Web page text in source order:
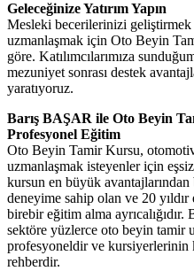
Geleceğinize Yatırım Yapın
Mesleki becerilerinizi geliştirmek
uzmanlaşmak için Oto Beyin
göre. Katılımcılarımıza
mezuniyet sonrası destek
yaratıyoruz.
Barış BAŞAR ile Oto Beyin
Profesyonel Eğitim
Oto Beyin Tamir Kursu,
uzmanlaşmak isteyenler için
kursun en büyük avantajlarından
deneyime sahip olan ve 20
birebir eğitim alma
sektöre yüzlerce oto beyin tamir
profesyoneldir ve
rehberdir.